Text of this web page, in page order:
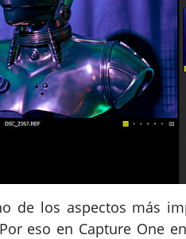
de los aspectos más
eso en Capture One